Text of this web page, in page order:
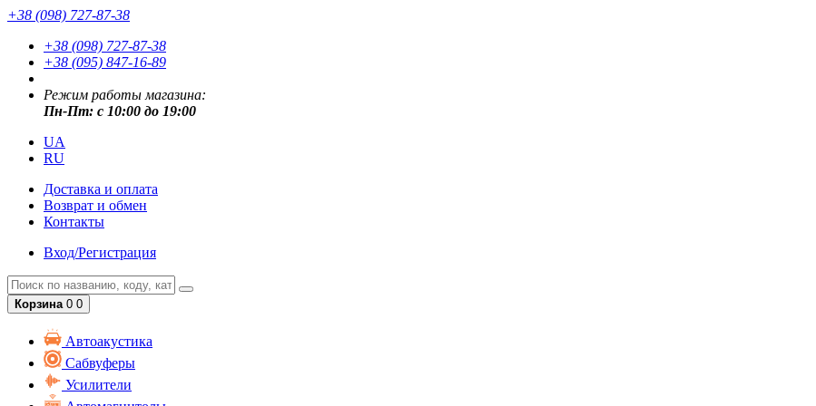
+38 (098) 727-87-38
+38 (098) 727-87-38
+38 (095) 847-16-89
Режим работы магазина:
Пн-Пт: с 10:00 до 19:00
UA
RU
Доставка и оплата
Возврат и обмен
Контакты
Вход/Регистрация
Корзина 0 0
Автоакустика
Сабвуферы
Усилители